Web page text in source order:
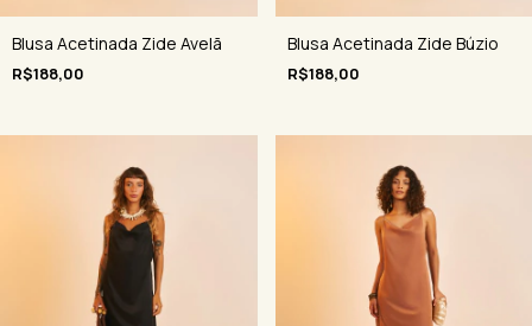
Blusa Acetinada Zide Avelã
R$188,00
Blusa Acetinada Zide Búzio
R$188,00